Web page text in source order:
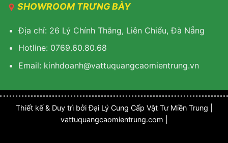
SHOWROOM TRƯNG BÀY
Địa chỉ: 26 Lý Chính Thắng, Liên Chiểu, Đà Nẵng
Hotline: 0769.60.80.68
Email: kinhdoanh@vattuquangcaomientrung.vn
Thiết kế & Duy trì bởi Đại Lý Cung Cấp Vật Tư Miền Trung |
vattuquangcaomientrung.com |